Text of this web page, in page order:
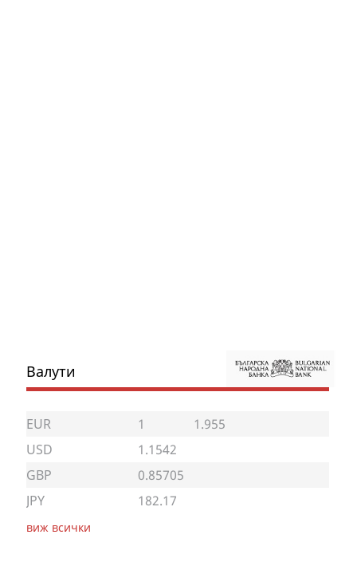
Валути
EUR 1
1.955
USD
1.1542
GBP
0.85705
JPY
182.17
виж всички